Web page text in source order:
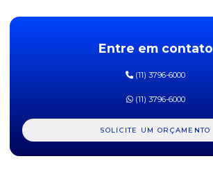
FEIJÃO BRANCO KICALDO 1KG
FEIJÃO CARIOCA CAMIL 1KG
FEIJÃO CARIOCA MÁXIMO 1KG
Entre em contato
(11) 3796-6000
(11) 3796-6000
SOLICITE UM ORÇAMENTO